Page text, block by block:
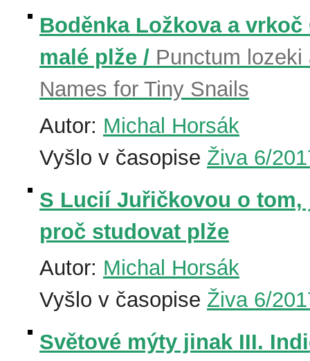
Boděnka Ložkova a
malé plže / Punctum lozeki
Names for Tiny Snails
Autor: Michal Horsák
Vyšlo v časopise Živa 6/
S Lucií Juřičkovou o
proč studovat plže
Autor: Michal Horsák
Vyšlo v časopise Živa 6/
Světové mýty jinak III.